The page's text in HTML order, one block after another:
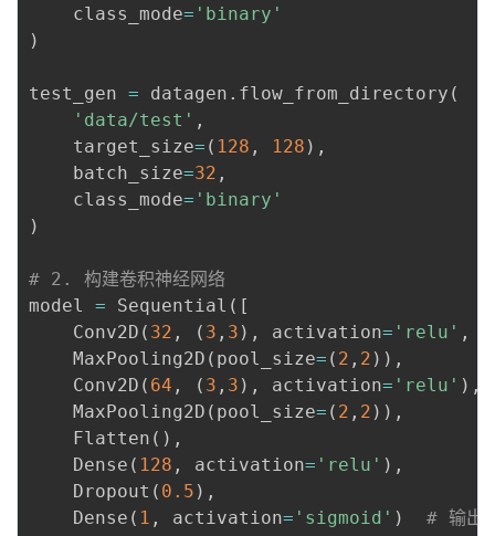
    class_mode
= 'binary'
)
test_gen = datagen . flow_from_directory (
'data/test' ,
    target_size
= ( 128 , 128 ) ,
    batch_size
=32 ,
    class_mode
= 'binary'
)
# 2. 构建卷积神经网络
model = Sequential ( [
    Conv2D
( 32 , ( 3 , 3 ) , activation= 'relu' ,
    MaxPooling2D
( pool_size= ( 2 , 2 ) ) ,
    Conv2D
( 64 , ( 3 , 3 ) , activation= 'relu' ) ,
    MaxPooling2D
( pool_size= ( 2 , 2 ) ) ,
    Flatten
( ) ,
    Dense
( 128 , activation= 'relu' ) ,
    Dropout
( 0.5 ) ,
    Dense
( 1 , activation= 'sigmoid' )
# 输出